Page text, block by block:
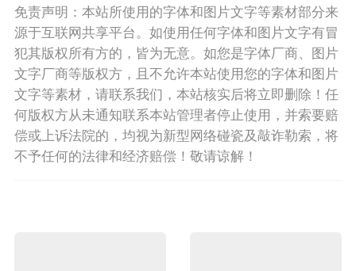
免责声明：本站所使用的字体和图片文字等素材部分来
源于互联网共享平台。如使用任何字体和图片文字有冒
犯其版权所有方的，皆为无意。如您是字体厂商、图片
文字厂商等版权方，且不允许本站使用您的字体和图片
文字等素材，请联系我们，本站核实后将立即删除！任
何版权方从未通知联系本站管理者停止使用，并索要赔
偿或上诉法院的，均视为新型网络碰瓷及敲诈勒索，将
不予任何的法律和经济赔偿！敬请谅解！